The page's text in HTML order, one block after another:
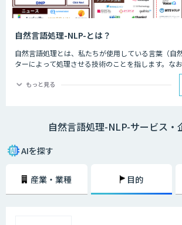
自然言語処理-NLP-とは？
自然言語処理とは、私たちが使用している言葉（自
ターによって処理させる技術のことを指します。な
る言葉として挙げられるのが人工言語です。人工言
ラミング言語」といわれているのですが、これら2
合、「目が黒くて、大きな猫」「目の大きな、黒い
特徴といえます。
ログラミング言語は、コンピューターの制御を確実
もっと見る
自然言語処理-NLP-サービス・
AIを探す
産業・業種 目的